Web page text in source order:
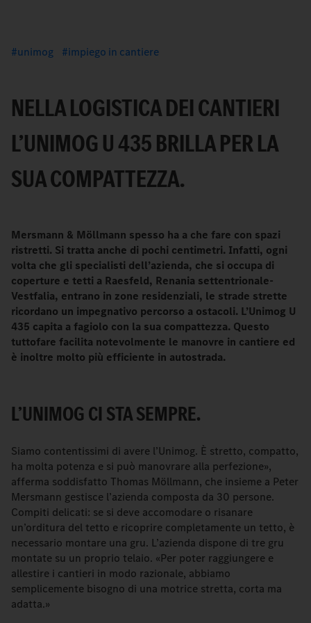
unimog impiego in cantiere
NELLA LOGISTICA DEI CANTIERI
L’UNIMOG U 435 BRILLA PER LA
SUA COMPATTEZZA.
Mersmann & Möllmann spesso ha a che fare con spazi
ristretti. Si tratta anche di pochi centimetri. Infatti, ogni
volta che gli specialisti dell’azienda, che si occupa di
coperture e tetti a Raesfeld, Renania settentrionale-
Vestfalia, entrano in zone residenziali, le strade strette
ricordano un impegnativo percorso a ostacoli. L’Unimog U
435 capita a fagiolo con la sua compattezza. Questo
tuttofare facilita notevolmente le manovre in cantiere ed
è inoltre molto più efficiente in autostrada.
L’UNIMOG CI STA SEMPRE.
Siamo contentissimi di avere l’Unimog. È stretto, compatto,
ha molta potenza e si può manovrare alla perfezione»,
afferma soddisfatto Thomas Möllmann, che insieme a Peter
Mersmann gestisce l’azienda composta da 30 persone.
Compiti delicati: se si deve accomodare o risanare
un’orditura del tetto e ricoprire completamente un tetto, è
necessario montare una gru. L’azienda dispone di tre gru
montate su un proprio telaio. «Per poter raggiungere e
allestire i cantieri in modo razionale, abbiamo
semplicemente bisogno di una motrice stretta, corta ma
adatta.»